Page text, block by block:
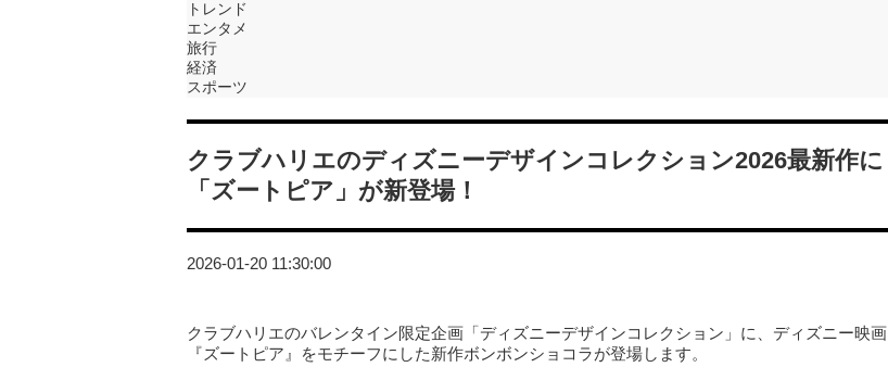
トレンド
エンタメ
旅行
経済
スポーツ
クラブハリエのディズニーデザインコレクション2026最新作に
「ズートピア」が新登場！
2026-01-20 11:30:00
クラブハリエのバレンタイン限定企画「ディズニーデザインコレクション」に、ディズニー映画
『ズートピア』をモチーフにした新作ボンボンショコラが登場します。